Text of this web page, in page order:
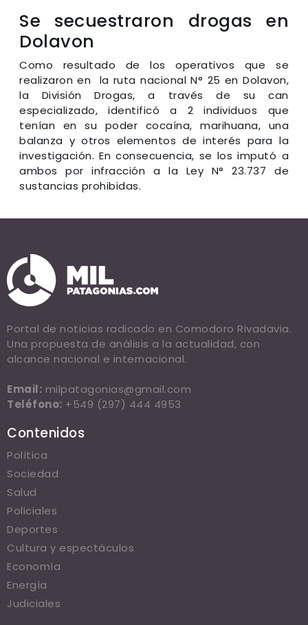
Se secuestraron drogas en
Dolavon
Como resultado de los operativos que se
realizaron en la ruta nacional N° 25 en Dolavon,
la División Drogas, a través de su can
especializado, identificó a 2 individuos que
tenían en su poder cocaína, marihuana, una
balanza y otros elementos de interés para la
investigación. En consecuencia, se los imputó a
ambos por infracción a la Ley N° 23.737 de
sustancias prohibidas.
Portal de noticias radicado en Comodoro Rivadavia.
Una propuesta de análisis a la actualidad, con
alcance nacional e internacional.
Email: milpatagonias@gmail.com
Teléfono: +549 (297) 444 4953
Contenidos
Política
Sociedad
Salud
Policiales
Deportes
Cultura y espectáculos
Economía
Energía
Judiciales